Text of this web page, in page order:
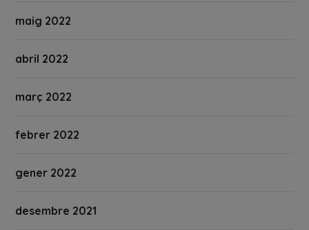
maig 2022
abril 2022
març 2022
febrer 2022
gener 2022
desembre 2021